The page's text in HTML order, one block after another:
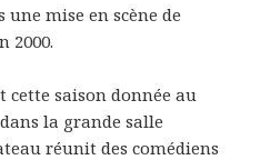
une mise en scène de
2000.
cette saison donnée au
la grande salle
réunit des comédiens